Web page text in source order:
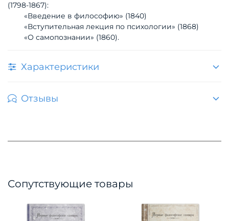
(1798-1867):
«Введение в философию» (1840)
«Вступительная лекция по психологии» (1868)
«О самопознании» (1860).
Характеристики
Отзывы
Сопутствующие товары